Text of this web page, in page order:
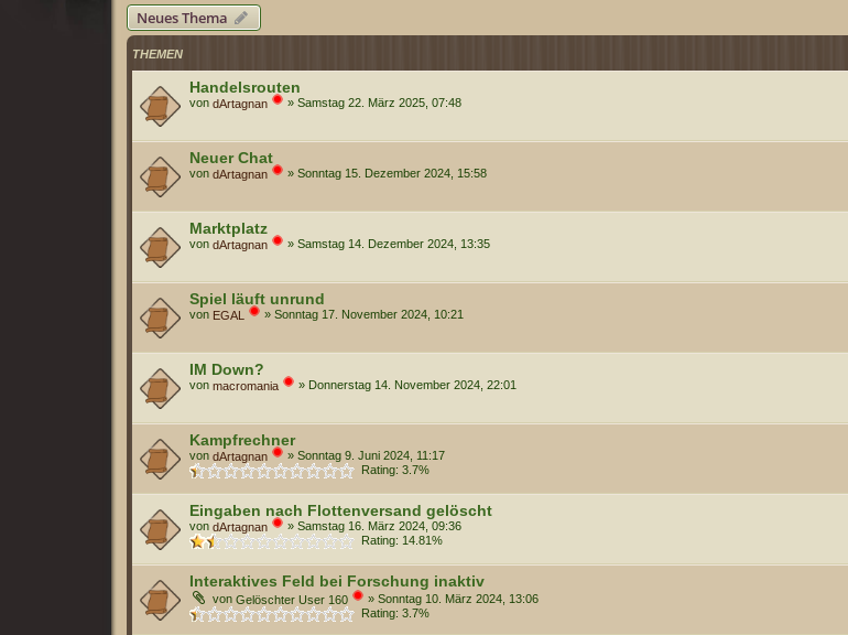
Neues Thema
THEMEN
Handelsrouten
von dArtagnan » Samstag 22. März 2025, 07:48
Neuer Chat
von dArtagnan » Sonntag 15. Dezember 2024, 15:58
Marktplatz
von dArtagnan » Samstag 14. Dezember 2024, 13:35
Spiel läuft unrund
von EGAL » Sonntag 17. November 2024, 10:21
IM Down?
von macromania » Donnerstag 14. November 2024, 22:01
Kampfrechner
von dArtagnan » Sonntag 9. Juni 2024, 11:17
Rating: 3.7%
Eingaben nach Flottenversand gelöscht
von dArtagnan » Samstag 16. März 2024, 09:36
Rating: 14.81%
Interaktives Feld bei Forschung inaktiv
von Gelöschter User 160 » Sonntag 10. März 2024, 13:06
Rating: 3.7%